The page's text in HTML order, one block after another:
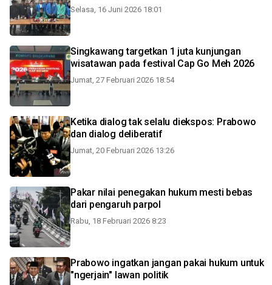
Selasa, 16 Juni 2026 18:01
Singkawang targetkan 1 juta kunjungan
wisatawan pada festival Cap Go Meh 2026
Jumat, 27 Februari 2026 18:54
Ketika dialog tak selalu diekspos: Prabowo
dan dialog deliberatif
Jumat, 20 Februari 2026 13:26
Pakar nilai penegakan hukum mesti bebas
dari pengaruh parpol
Rabu, 18 Februari 2026 8:23
Prabowo ingatkan jangan pakai hukum untuk
"ngerjain" lawan politik